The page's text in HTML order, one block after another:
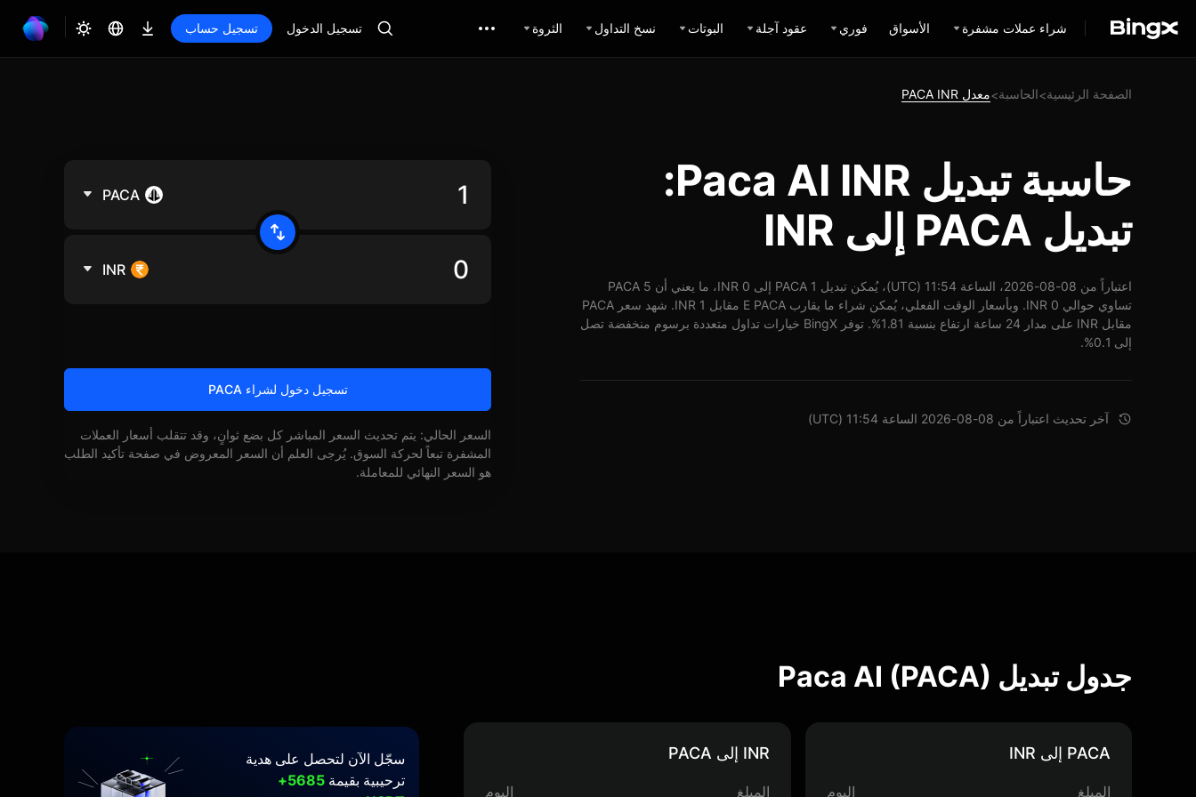
شراء عملات مشفرة الأسواق فوري عقود آجلة البوتات نسخ التداول الثروة تسجيل الدخول تسجيل حساب
الصفحة الرئيسية>الحاسبة>معدل PACA INR
حاسبة تبديل Paca AI INR:
تبديل PACA إلى INR
اعتباراً من 08-08-2026، الساعة 11:54 (UTC)، يُمكن تبديل 1 PACA إلى 0 INR، ما يعني أن 5 PACA
تساوي حوالي 0 INR. وبأسعار الوقت الفعلي، يُمكن شراء ما يقارب E PACA مقابل 1 INR. شهد سعر PACA
مقابل INR على مدار 24 ساعة ارتفاع بنسبة 1.81%. توفر BingX خيارات تداول متعددة برسوم منخفضة تصل
إلى 0.1%.
آخر تحديث اعتباراً من 08-08-2026 الساعة 11:54 (UTC)
PACA
INR
تسجيل دخول لشراء PACA
السعر الحالي: يتم تحديث السعر المباشر كل بضع ثوانٍ، وقد تتقلب أسعار العملات
المشفرة تبعاً لحركة السوق. يُرجى العلم أن السعر المعروض في صفحة تأكيد الطلب
هو السعر النهائي للمعاملة.
جدول تبديل Paca AI (PACA)
PACA إلى INR
المبلغ اليوم
INR إلى PACA
المبلغ اليوم
سجّل الآن لتحصل على هدية
ترحيبية بقيمة
5685+